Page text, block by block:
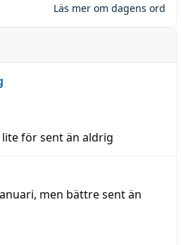
Läs mer om dagens ord
för sent än aldrig
men bättre sent än